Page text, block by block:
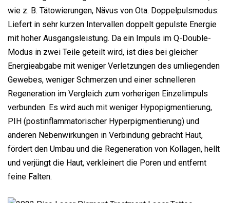
wie z. B. Tätowierungen, Nävus von Ota. Doppelpulsmodus:
Liefert in sehr kurzen Intervallen doppelt gepulste Energie
mit hoher Ausgangsleistung. Da ein Impuls im Q-Double-
Modus in zwei Teile geteilt wird, ist dies bei gleicher
Energieabgabe mit weniger Verletzungen des umliegenden
Gewebes, weniger Schmerzen und einer schnelleren
Regeneration im Vergleich zum vorherigen Einzelimpuls
verbunden. Es wird auch mit weniger Hypopigmentierung,
PIH (postinflammatorischer Hyperpigmentierung) und
anderen Nebenwirkungen in Verbindung gebracht Haut,
fördert den Umbau und die Regeneration von Kollagen, hellt
und verjüngt die Haut, verkleinert die Poren und entfernt
feine Falten.